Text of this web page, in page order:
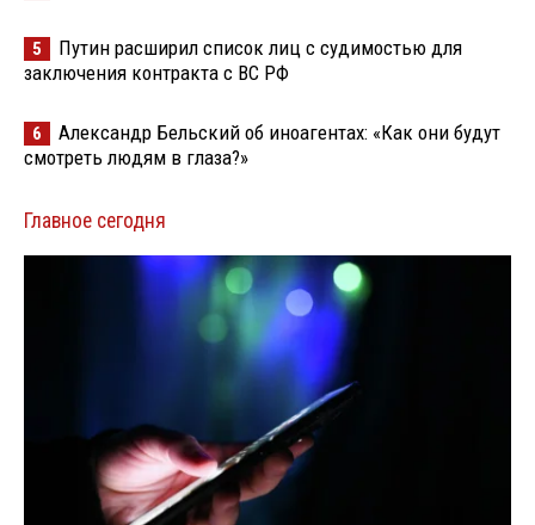
5
Путин расширил список лиц с судимостью для
заключения контракта с ВС РФ
6
Александр Бельский об иноагентах: «Как они будут
смотреть людям в глаза?»
Главное сегодня